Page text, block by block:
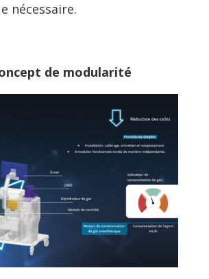
nécessaire.
de modularité